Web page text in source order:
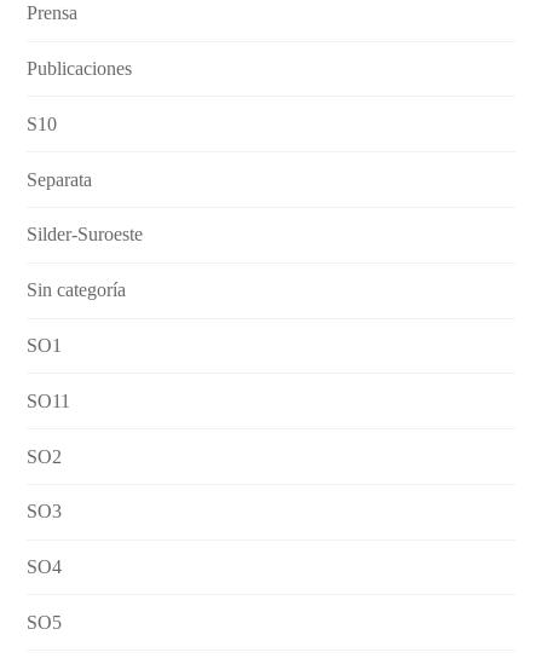
Prensa
Publicaciones
S10
Separata
Silder-Suroeste
Sin categoría
SO1
SO11
SO2
SO3
SO4
SO5